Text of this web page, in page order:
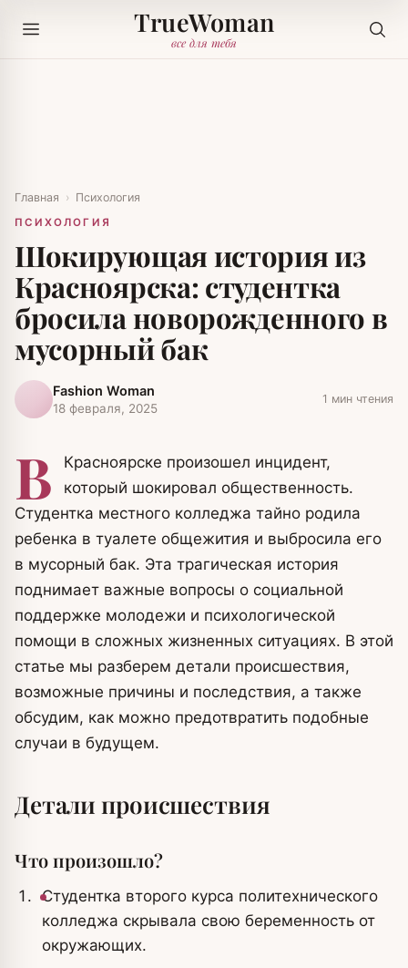
TrueWoman
все для тебя
Главная › Психология
ПСИХОЛОГИЯ
Шокирующая история из
Красноярска: студентка
бросила новорожденного в
мусорный бак
Fashion Woman
18 февраля, 2025
1 мин чтения
В
Красноярске произошел инцидент,
который шокировал общественность.
Студентка местного колледжа тайно родила
ребенка в туалете общежития и выбросила его
в мусорный бак. Эта трагическая история
поднимает важные вопросы о социальной
поддержке молодежи и психологической
помощи в сложных жизненных ситуациях. В этой
статье мы разберем детали происшествия,
возможные причины и последствия, а также
обсудим, как можно предотвратить подобные
случаи в будущем.
Детали происшествия
Что произошло?
Студентка второго курса политехнического
колледжа скрывала свою беременность от
окружающих.